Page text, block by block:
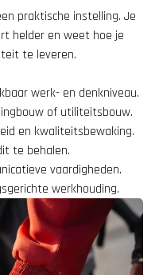
praktische instelling. Je
helder en weet hoe je
te leveren.
werk- en denkniveau.
of utiliteitsbouw.
en kwaliteitsbewaking.
te behalen.
vaardigheden.
werkhouding.